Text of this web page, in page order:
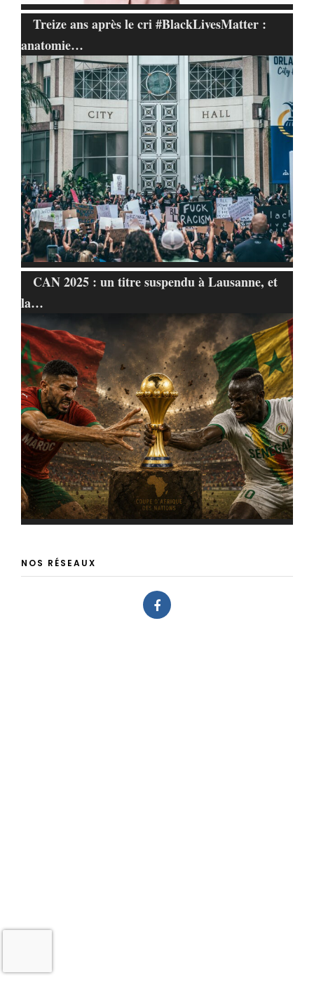
Treize ans après le cri #BlackLivesMatter :
anatomie…
CAN 2025 : un titre suspendu à Lausanne, et
la…
NOS RÉSEAUX